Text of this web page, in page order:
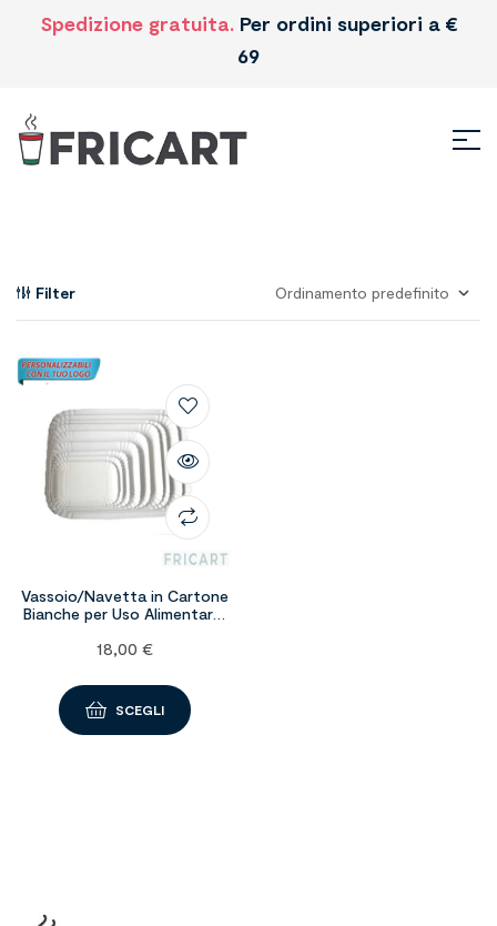
Spedizione gratuita. Per ordini superiori a €
69
Filter
Vassoio/Navetta in Cartone
Bianche per Uso Alimentare:
18,00 €
SCEGLI